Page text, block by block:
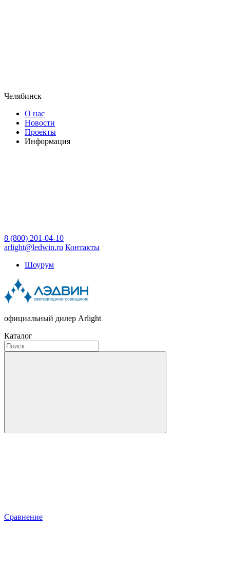
Челябинск
О нас
Новости
Проекты
Информация
8 (800) 201-04-10
arlight@ledwin.ru Контакты
Шоурум
официальный дилер Arlight
Каталог
Сравнение